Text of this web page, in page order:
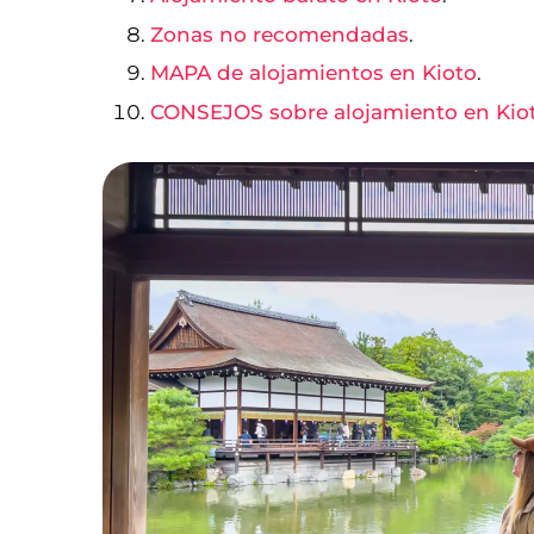
Zonas no recomendadas.
MAPA de alojamientos en Kioto.
CONSEJOS sobre alojamiento en